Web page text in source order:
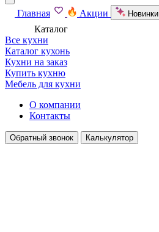
Главная Акции Новинки
Каталог
Все кухни
Каталог кухонь
Кухни на заказ
Купить кухню
Мебель для кухни
О компании
Контакты
Обратный звонок Калькулятор